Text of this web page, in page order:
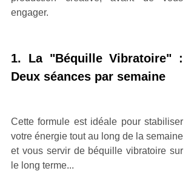
engager.
1. La "Béquille Vibratoire" :
Deux séances par semaine
Cette formule est idéale pour stabiliser
votre énergie tout au long de la semaine
et vous servir de béquille vibratoire sur
le long terme...